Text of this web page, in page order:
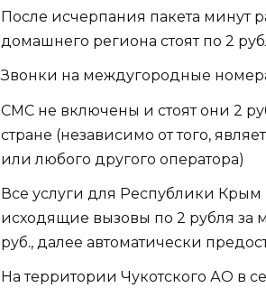
После исчерпания пакета минут
домашнего региона стоят по 2
Звонки на междугородные
СМС не включены и стоят они 2
стране (независимо от того,
или любого другого оператора)
Все услуги для Республики Крым
исходящие вызовы по 2 рубля за
руб., далее автоматически
На территории Чукотского АО в